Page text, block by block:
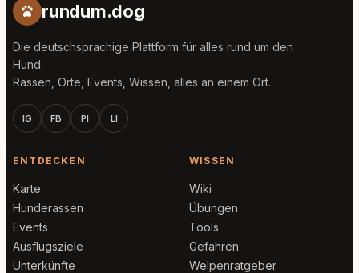
rundum.dog
Die deutschsprachige Plattform für alles rund um den
Hund.
Rassen, Orte, Events, Wissen, alles an einem Ort.
IG FB PI LI
ENTDECKEN
Karte
Hunderassen
Events
Ausflugsziele
Unterkünfte
WISSEN
Wiki
Übungen
Tools
Gefahren
Welpenratgeber